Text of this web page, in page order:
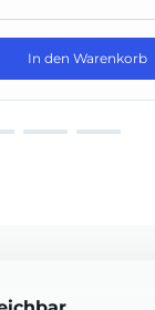
In den Warenkorb